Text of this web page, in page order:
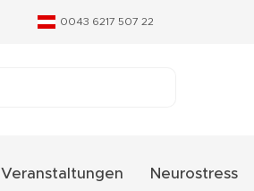
0043 6217 507 22
Veranstaltungen Neurostress